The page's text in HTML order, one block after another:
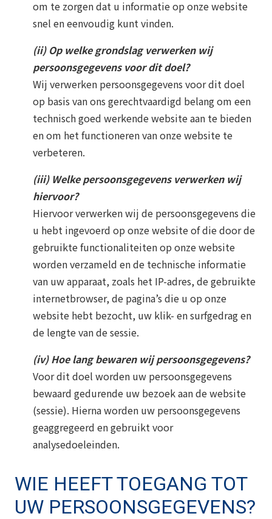
om te zorgen dat u informatie op onze website
snel en eenvoudig kunt vinden.
(ii) Op welke grondslag verwerken wij
persoonsgegevens voor dit doel?
Wij verwerken persoonsgegevens voor dit doel
op basis van ons gerechtvaardigd belang om een
technisch goed werkende website aan te bieden
en om het functioneren van onze website te
verbeteren.
(iii) Welke persoonsgegevens verwerken wij
hiervoor?
Hiervoor verwerken wij de persoonsgegevens die
u hebt ingevoerd op onze website of die door de
gebruikte functionaliteiten op onze website
worden verzameld en de technische informatie
van uw apparaat, zoals het IP-adres, de gebruikte
internetbrowser, de pagina’s die u op onze
website hebt bezocht, uw klik- en surfgedrag en
de lengte van de sessie.
(iv) Hoe lang bewaren wij persoonsgegevens?
Voor dit doel worden uw persoonsgegevens
bewaard gedurende uw bezoek aan de website
(sessie). Hierna worden uw persoonsgegevens
geaggregeerd en gebruikt voor
analysedoeleinden.
WIE HEEFT TOEGANG TOT
UW PERSOONSGEGEVENS?